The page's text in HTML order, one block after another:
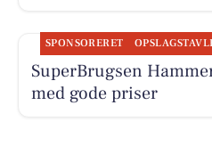
SPONSORERET
SuperBrugsen
med gode priser